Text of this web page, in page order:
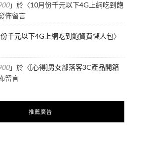
」於〈10月份千元以下4G上網吃到飽
佈留言
千元以下4G上網吃到飽資費懶人包〉
」於〈[心得]男女部落客3C產品開箱
留言
推薦廣告